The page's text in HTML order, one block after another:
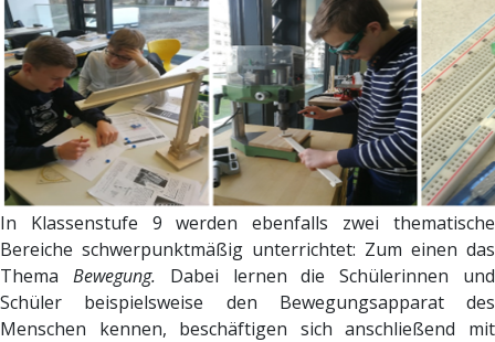
In Klassenstufe 9 werden ebenfalls zwei thematische
Bereiche schwerpunktmäßig unterrichtet: Zum einen das
Thema Bewegung. Dabei lernen die Schülerinnen und
Schüler beispielsweise den Bewegungsapparat des
Menschen kennen, beschäftigen sich anschließend mit